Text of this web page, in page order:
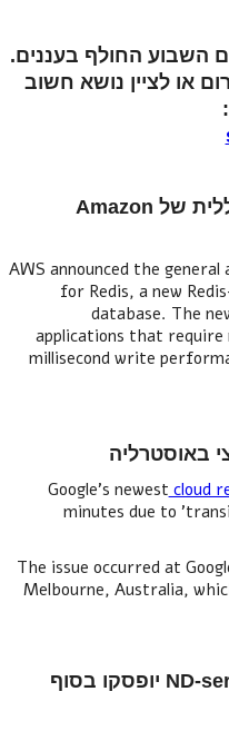
השבוע החולף בעננים.
או לציין נושא חשוב
AWS מכריזה על הזמינות הכללית של Amazon
AWS announced the
for Redis, a new
database. The
applications that require
millisecond write
באוסטרליה
Google's newest cloud
minutes due to
The issue occurred at
Melbourne, Australia,
ND-series Azure Virtual Machines יופסקו בסוף